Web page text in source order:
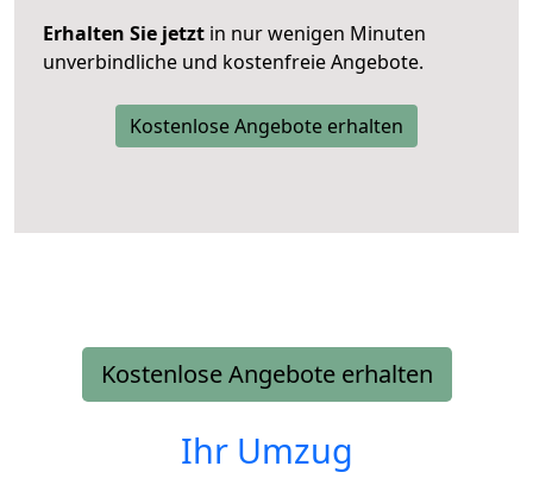
Erhalten Sie jetzt in nur wenigen Minuten
unverbindliche und kostenfreie Angebote.
Kostenlose Angebote erhalten
Kostenlose Angebote erhalten
Ihr Umzug